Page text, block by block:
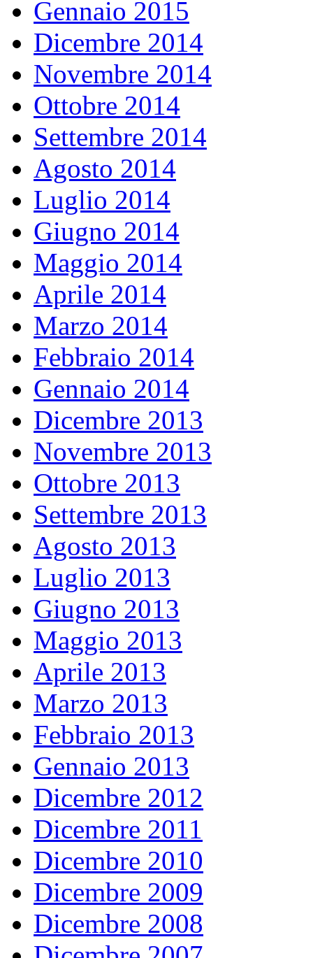
Gennaio 2015
Dicembre 2014
Novembre 2014
Ottobre 2014
Settembre 2014
Agosto 2014
Luglio 2014
Giugno 2014
Maggio 2014
Aprile 2014
Marzo 2014
Febbraio 2014
Gennaio 2014
Dicembre 2013
Novembre 2013
Ottobre 2013
Settembre 2013
Agosto 2013
Luglio 2013
Giugno 2013
Maggio 2013
Aprile 2013
Marzo 2013
Febbraio 2013
Gennaio 2013
Dicembre 2012
Dicembre 2011
Dicembre 2010
Dicembre 2009
Dicembre 2008